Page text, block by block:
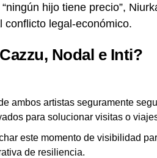
hijo tiene precio”,
conflicto legal-económico.
Nodal e Inti?
ambos artistas seguramente
para solucionar visitas o
este momento de visibilidad
de resiliencia.